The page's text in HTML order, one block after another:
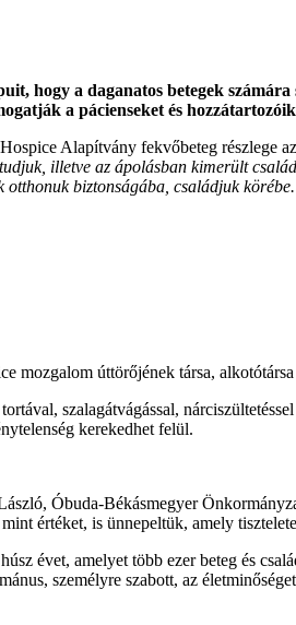
hogy a daganatos betegek
a pácienseket és
Alapítvány fekvőbeteg részlege
illetve az ápolásban kimerült
otthonuk biztonságába, családjuk
mozgalom úttörőjének társa,
szalagátvágással,
kerekedhet felül.
Óbuda-Békásmegyer
értéket, is ünnepeltük, amely
évet, amelyet több ezer beteg és
személyre szabott, az